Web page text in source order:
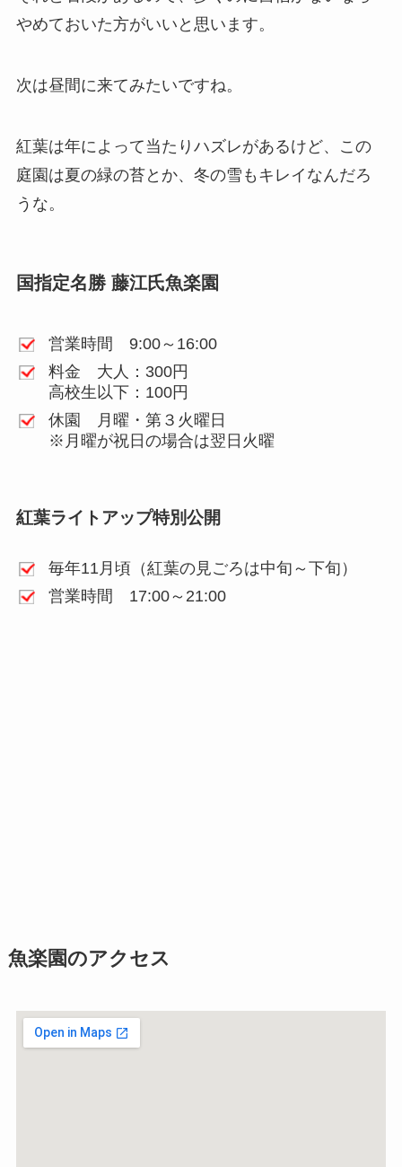
やめておいた方がいいと思います。
次は昼間に来てみたいですね。
紅葉は年によって当たりハズレがあるけど、この
庭園は夏の緑の苔とか、冬の雪もキレイなんだろ
うな。
国指定名勝 藤江氏魚楽園
営業時間 9:00～16:00
料金 大人：300円
高校生以下：100円
休園 月曜・第３火曜日
※月曜が祝日の場合は翌日火曜
紅葉ライトアップ特別公開
毎年11月頃（紅葉の見ごろは中旬～下旬）
営業時間 17:00～21:00
魚楽園のアクセス